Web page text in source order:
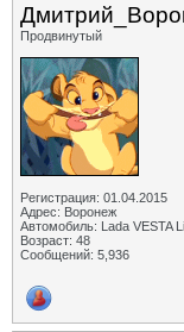
Продвинутый
Регистрация: 01.04.2015
Адрес: Воронеж
Автомобиль: Lada VESTA
Возраст: 48
Сообщений: 5,936